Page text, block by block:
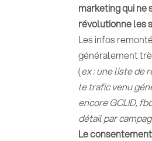
marketing qui ne
révolutionne les
Les infos
généralement
(ex : une liste de
le trafic venu
encore GCLID,
détail par
Le